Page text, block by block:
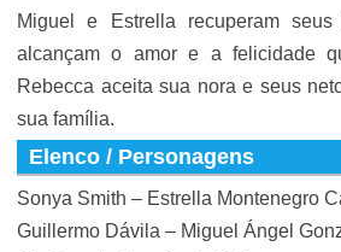
Miguel e Estrella recuperam
alcançam o amor e a felicidade
Rebecca aceita sua nora e seus
sua família.
Elenco / Personagens
Sonya Smith – Estrella Montenegro
Guillermo Dávila – Miguel Ángel